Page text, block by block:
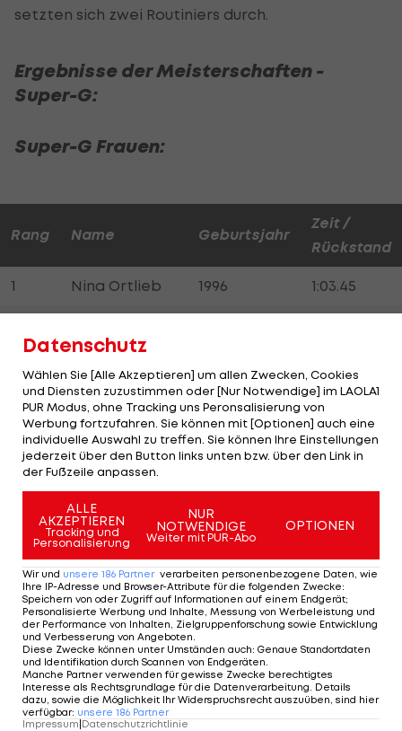
setzten sich zwei Routiniers durch.
Ergebnisse der Meisterschaften -
Super-G:
Super-G Frauen:
Rang Name Geburtsjahr
Zeit /
Rückstand
1 Nina Ortlieb 1996 1:03.45
Brunner
Anna
Schilcher
2000 +0.44
Lena Wechner 2000 +1.15
Cornelia
Huetter
Ariane
Raedler
1995 +1.41
Super-G Männer:
Datenschutz
Wählen Sie [Alle Akzeptieren] um allen Zwecken, Cookies
und Diensten zuzustimmen oder [Nur Notwendige] im LAOLA1
PUR Modus, ohne Tracking uns Peronsalisierung von
Werbung fortzufahren. Sie können mit [Optionen] auch eine
individuelle Auswahl zu treffen. Sie können Ihre Einstellungen
jederzeit über den Button links unten bzw. über den Link in
der Fußzeile anpassen.
ALLE
AKZEPTIEREN
Tracking und
Personalisierung
NUR
NOTWENDIGE
Weiter mit PUR-Abo
OPTIONEN
Wir und unsere 186 Partner verarbeiten personenbezogene Daten, wie
Ihre IP-Adresse und Browser-Attribute für die folgenden Zwecke:
Speichern von oder Zugriff auf Informationen auf einem Endgerät;
Personalisierte Werbung und Inhalte, Messung von Werbeleistung und
der Performance von Inhalten, Zielgruppenforschung sowie Entwicklung
und Verbesserung von Angeboten
Diese Zwecke können unter Umständen auch: Genaue Standortdaten
und Identifikation durch Scannen von Endgeräten
Manche Partner verwenden für gewisse Zwecke berechtigtes
Interesse als Rechtsgrundlage für die Datenverarbeitung. Details
dazu, sowie die Möglichkeit Ihr Widerspruchsrecht auszuüben, sind hier
verfügbar: unsere 186 Partner
Impressum|Datenschutzrichtlinie